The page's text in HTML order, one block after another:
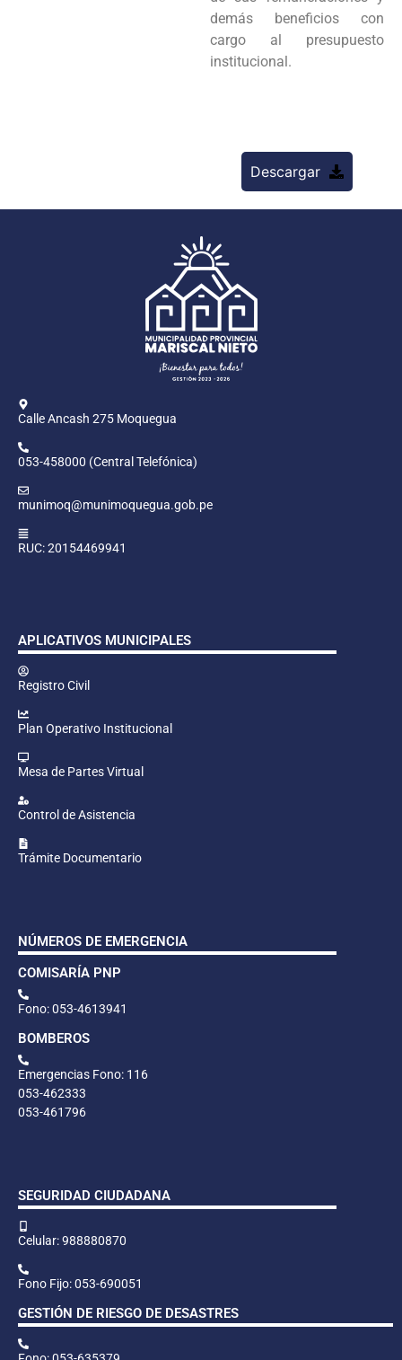
demás beneficios con
cargo al presupuesto
institucional.
Descargar
Calle Ancash 275 Moquegua
053-458000 (Central Telefónica)
munimoq@munimoquegua.gob.pe
RUC: 20154469941
APLICATIVOS MUNICIPALES
Registro Civil
Plan Operativo Institucional
Mesa de Partes Virtual
Control de Asistencia
Trámite Documentario
NÚMEROS DE EMERGENCIA
COMISARÍA PNP
Fono: 053-4613941
BOMBEROS
Emergencias Fono: 116
053-462333
053-461796
SEGURIDAD CIUDADANA
Celular: 988880870
Fono Fijo: 053-690051
GESTIÓN DE RIESGO DE DESASTRES